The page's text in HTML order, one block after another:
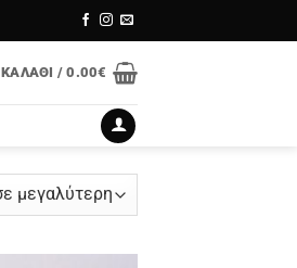
ΚΑΛΆΘΙ /0.00€